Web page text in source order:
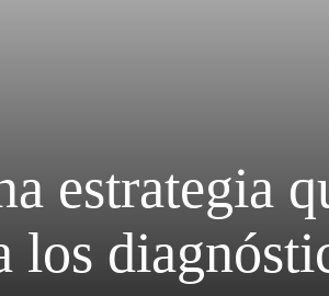
estrategia
los